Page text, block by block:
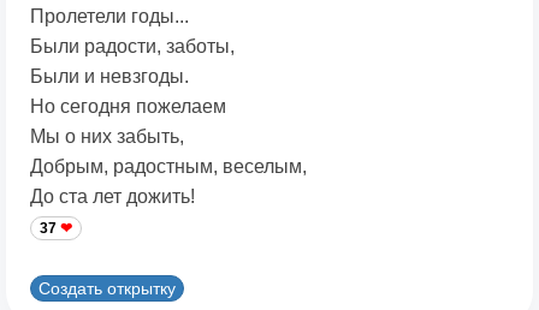
Пролетели годы...
Были радости, заботы,
Были и невзгоды.
Но сегодня пожелаем
Мы о них забыть,
Добрым, радостным, веселым,
До ста лет дожить!
37
Создать открытку